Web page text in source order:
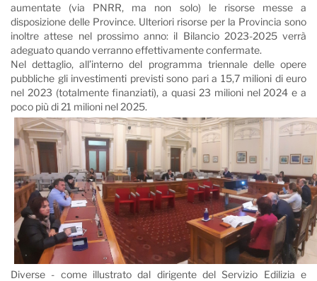
aumentate (via PNRR, ma non solo) le risorse messe a
disposizione delle Province. Ulteriori risorse per la Provincia sono
inoltre attese nel prossimo anno: il Bilancio 2023-2025 verrà
adeguato quando verranno effettivamente confermate.
Nel dettaglio, all’interno del programma triennale delle opere
pubbliche gli investimenti previsti sono pari a 15,7 milioni di euro
nel 2023 (totalmente finanziati), a quasi 23 milioni nel 2024 e a
poco più di 21 milioni nel 2025.
Diverse - come illustrato dal dirigente del Servizio Edilizia e